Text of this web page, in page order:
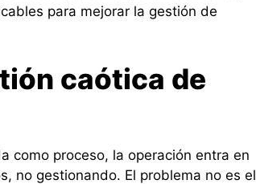
para mejorar la gestión de
caótica de
como proceso, la operación entra en
no gestionando. El problema no es el